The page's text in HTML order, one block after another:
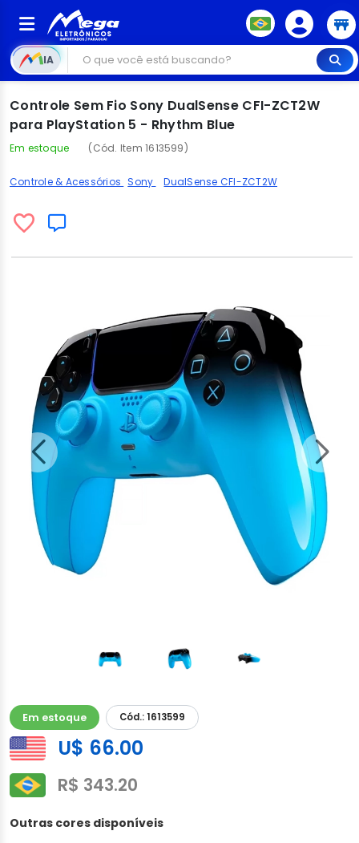
IA
Controle Sem Fio Sony DualSense CFI-ZCT2W
para PlayStation 5 - Rhythm Blue
Em estoque (Cód. Item 1613599)
Controle & Acessórios Sony DualSense CFI-ZCT2W
Em estoque Cód.: 1613599
U$ 66.00
R$ 343.20
Outras cores disponíveis